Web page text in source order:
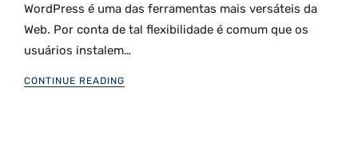
WordPress é uma das ferramentas mais versáteis da
Web. Por conta de tal flexibilidade é comum que os
usuários instalem…
CONTINUE READING